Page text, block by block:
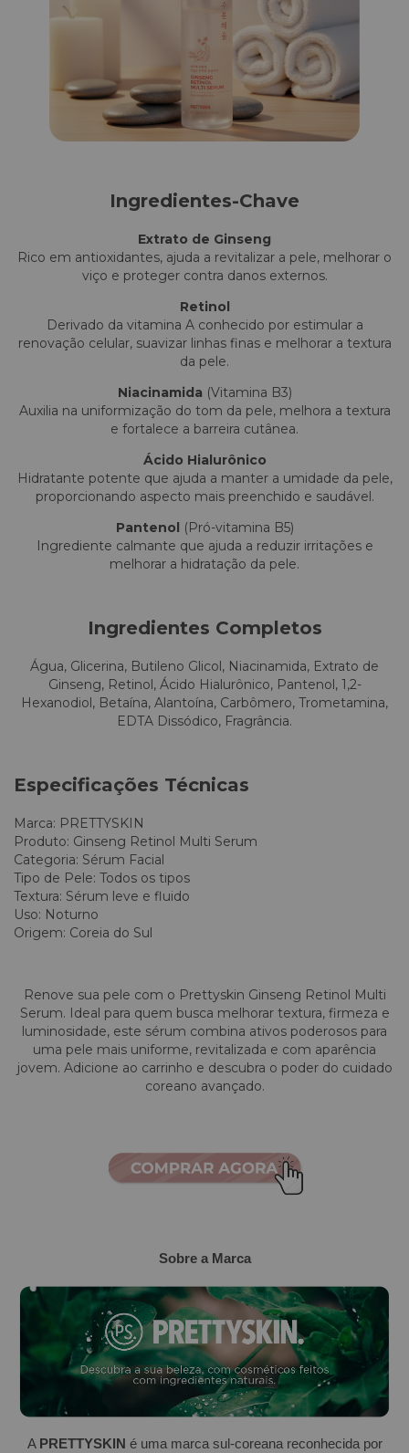
Ingredientes-Chave
Extrato de Ginseng
Rico em antioxidantes, ajuda a revitalizar a pele, melhorar o
viço e proteger contra danos externos.
Retinol
Derivado da vitamina A conhecido por estimular a
renovação celular, suavizar linhas finas e melhorar a textura
da pele.
Niacinamida (Vitamina B3)
Auxilia na uniformização do tom da pele, melhora a textura
e fortalece a barreira cutânea.
Ácido Hialurônico
Hidratante potente que ajuda a manter a umidade da pele,
proporcionando aspecto mais preenchido e saudável.
Pantenol
(Pró-vitamina B5)
Ingrediente calmante que ajuda a reduzir irritações e
melhorar a hidratação da pele.
Ingredientes Completos
Água, Glicerina, Butileno Glicol, Niacinamida, Extrato de
Ginseng, Retinol, Ácido Hialurônico, Pantenol, 1,2-
Hexanodiol, Betaína, Alantoína, Carbômero, Trometamina,
EDTA Dissódico, Fragrância.
Especificações Técnicas
Marca: PRETTYSKIN
Produto: Ginseng Retinol Multi Serum
Categoria: Sérum Facial
Tipo de Pele: Todos os tipos
Textura: Sérum leve e fluido
Uso: Noturno
Origem: Coreia do Sul
Renove sua pele com o Prettyskin Ginseng Retinol Multi
Serum. Ideal para quem busca melhorar textura, firmeza e
luminosidade, este sérum combina ativos poderosos para
uma pele mais uniforme, revitalizada e com aparência
jovem. Adicione ao carrinho e descubra o poder do cuidado
coreano avançado.
Sobre a Marca
A PRETTYSKIN é uma marca sul-coreana reconhecida por